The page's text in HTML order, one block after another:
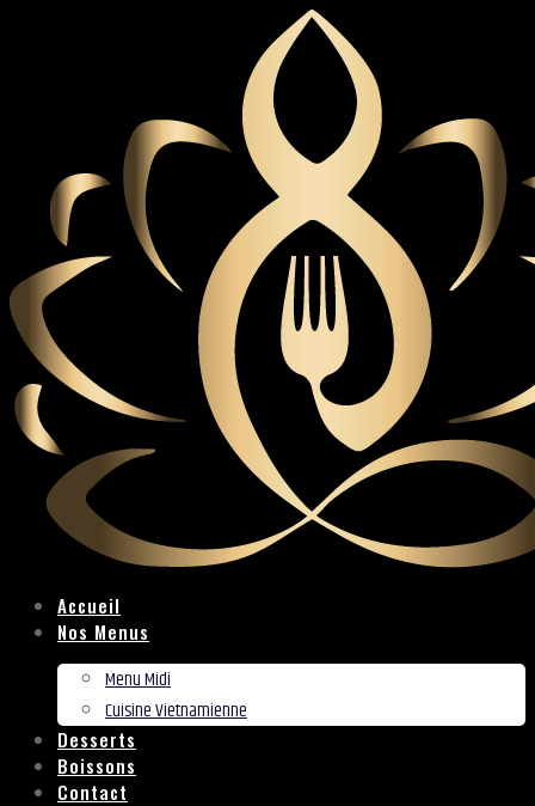
Accueil
Nos Menus
Menu Midi
Cuisine Vietnamienne
Desserts
Boissons
Contact